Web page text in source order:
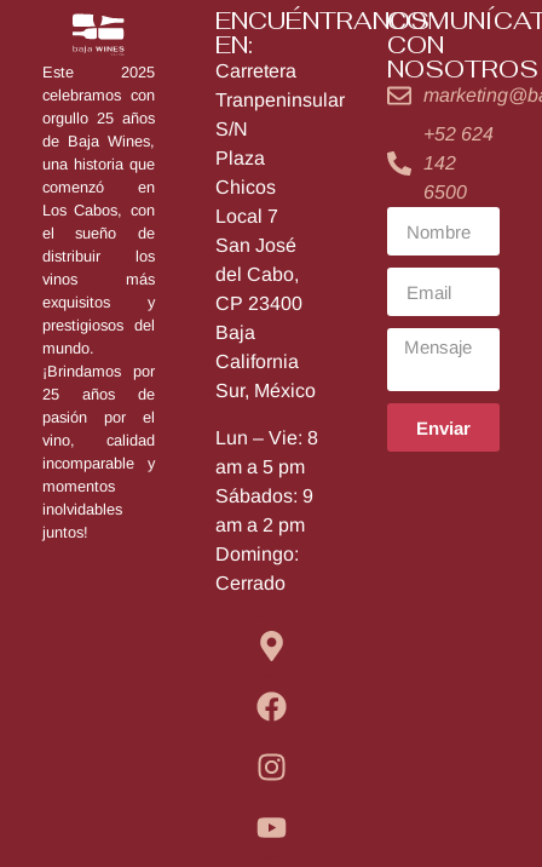
Este 2025
celebramos con
orgullo 25 años
de Baja Wines,
una historia que
comenzó en
Los Cabos, con
el sueño de
distribuir los
vinos más
exquisitos y
prestigiosos del
mundo.
¡Brindamos por
25 años de
pasión por el
vino, calidad
incomparable y
momentos
inolvidables
juntos!
ENCUÉNTRANOS
EN:
Carretera
Tranpeninsular
S/N
Plaza
Chicos
Local 7
San José
del Cabo,
CP 23400
Baja
California
Sur, México
Lun – Vie: 8
am a 5 pm
Sábados: 9
am a 2 pm
Domingo:
Cerrado
CON
NOSOTROS
+52 624
142
6500
Enviar